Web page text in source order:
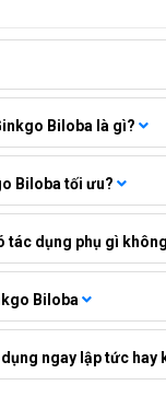
Biloba là gì?
Biloba tối ưu?
tác dụng phụ gì
Biloba
ngay lập tức hay